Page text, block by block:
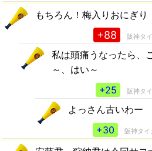
もちろん！梅入りおにぎり
+88 阪神タ
私は頭痛うなったら、
～、はい～
+25
阪神タ
よっさん古いわー
+30
阪神タイ